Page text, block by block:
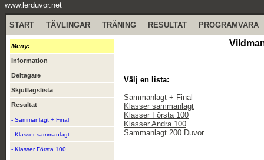
www.lerduvor.net
START TÄVLINGAR TRÄNING RESULTAT PROGRAMVARA
Meny:
Information
Deltagare
Skjutlagslista
Resultat
- Sammanlagt + Final
- Klasser sammanlagt
- Klasser Första 100
Välj en lista:
Sammanlagt + Final
Klasser sammanlagt
Klasser Första 100
Klasser Andra 100
Sammanlagt 200 Duvor